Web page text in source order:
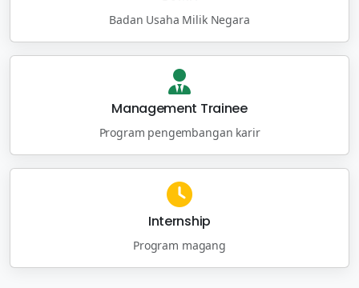
Badan Usaha Milik Negara
Management Trainee
Program pengembangan karir
Internship
Program magang